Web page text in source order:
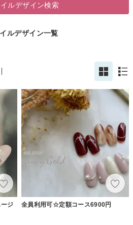
ルデザイン検索
ルデザイン一覧
ジ
全員利用可☆定額コース6900円